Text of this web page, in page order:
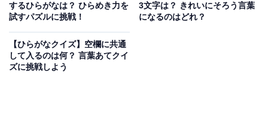
次ページ 正解を見る
するひらがなは？ ひらめき力を
試すパズルに挑戦！
3文字は？ きれいにそろう言葉
になるのはどれ？
【ひらがなクイズ】空欄に共通
して入るのは何？ 言葉あてクイ
ズに挑戦しよう